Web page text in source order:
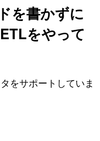
を書かずに
をやって
をサポートしていま